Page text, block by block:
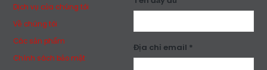
Dịch vụ của chúng tôi
Về chúng tôi
Các sản phẩm
Chính sách bảo mật
Địa chỉ email *